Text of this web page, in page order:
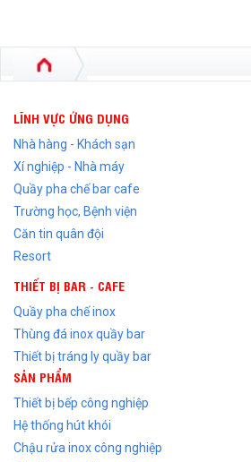
LĨNH VỰC ỨNG DỤNG
Nhà hàng - Khách sạn
Xí nghiệp - Nhà máy
Quầy pha chế bar cafe
Trường học, Bệnh viện
Căn tin quân đội
Resort
THIẾT BỊ BAR - CAFE
Quầy pha chế inox
Thùng đá inox quầy bar
Thiết bị tráng ly quầy bar
SẢN PHẨM
Thiết bị bếp công nghiệp
Hệ thống hút khói
Chậu rửa inox công nghiệp